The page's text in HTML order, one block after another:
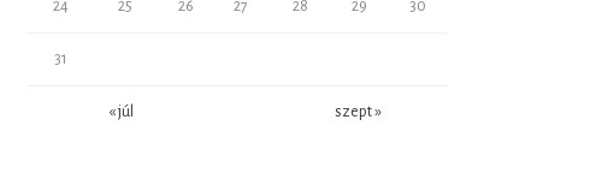
24 25 26 27 28 29 30
31
« júl szept »